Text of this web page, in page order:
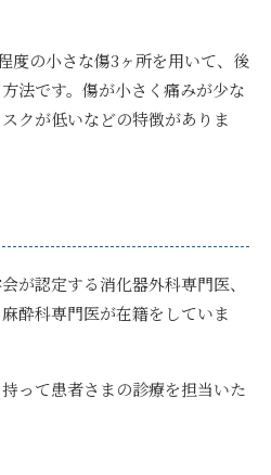
度の小さな傷3ヶ所を用いて、後
法です。傷が小さく痛みが少な
クが低いなどの特徴がありま
が認定する消化器外科専門医、
酔科専門医が在籍をしていま
って患者さまの診療を担当いた